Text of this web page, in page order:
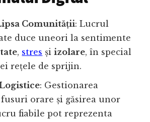
Comunității: Lucrul
duce uneori la sentimente
, stres șiizolare, în special
rețele de sprijin.
: Gestionarea
orare și găsirea unor
fiabile pot reprezenta